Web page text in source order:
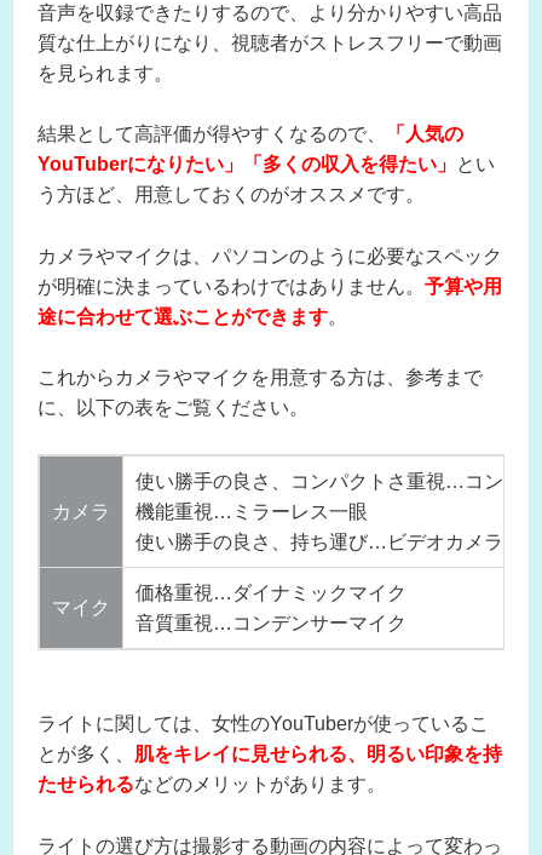
音声を収録できたりするので、より分かりやすい高品
質な仕上がりになり、視聴者がストレスフリーで動画
を見られます。
結果として高評価が得やすくなるので、
「人気の
YouTuberになりたい」「多くの収入を得たい」 とい
う方ほど、用意しておくのがオススメです。
カメラやマイクは、パソコンのように必要なスペック
が明確に決まっているわけではありません。 予算や用
途に合わせて選ぶことができます。
これからカメラやマイクを用意する方は、参考まで
に、以下の表をご覧ください。
カメラ
使い勝手の良さ、コンパクトさ重視…コンパ
機能重視…ミラーレス一眼
使い勝手の良さ、持ち運び…ビデオカメラ
マイク
価格重視…ダイナミックマイク
音質重視…コンデンサーマイク
ライトに関しては、女性のYouTuberが使っているこ
とが多く、 肌をキレイに見せられる、明るい印象を持
たせられるなどのメリットがあります。
ライトの選び方は撮影する動画の内容によって変わっ